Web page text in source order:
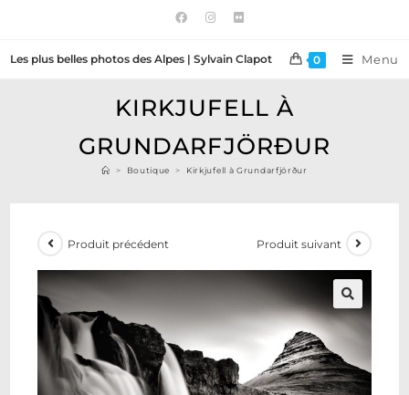
Les plus belles photos des Alpes | Sylvain Clapot 0 Menu
KIRKJUFELL À
GRUNDARFJÖRÐUR
> Boutique > Kirkjufell à Grundarfjörður
Produit précédent Produit suivant
🔍